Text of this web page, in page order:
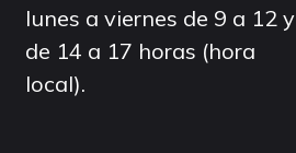
lunes a viernes de 9 a 12 y
de 14 a 17 horas (hora
local).